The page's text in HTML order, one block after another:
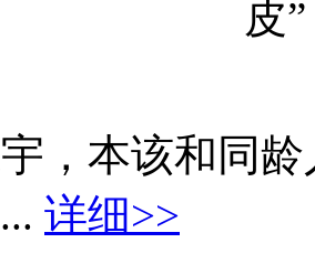
，本该和同
详细>>